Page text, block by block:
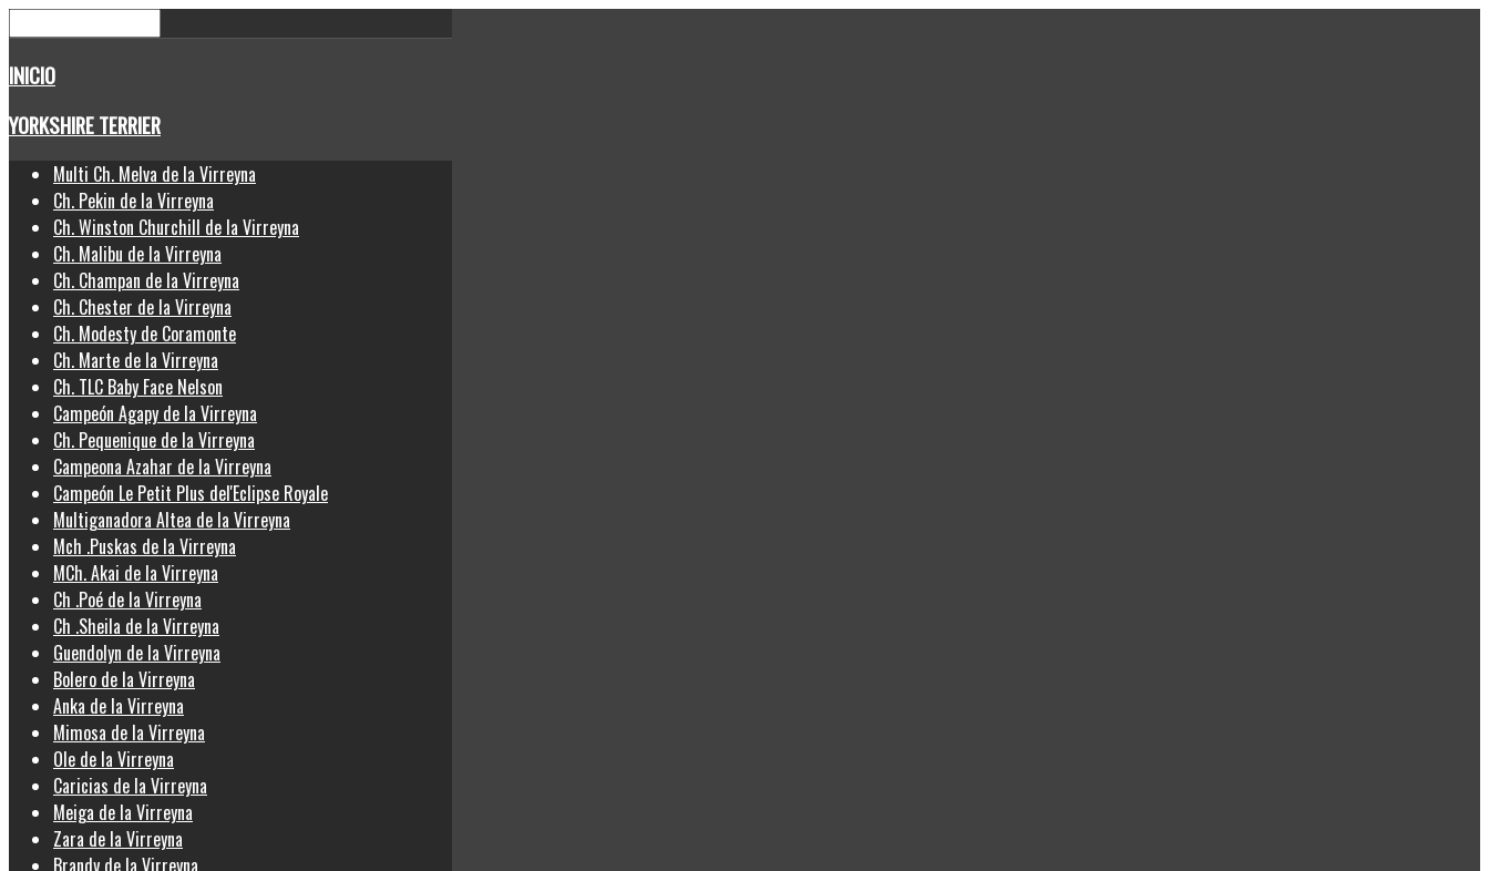
INICIO
YORKSHIRE TERRIER
Multi Ch. Melva de la Virreyna
Ch. Pekin de la Virreyna
Ch. Winston Churchill de la Virreyna
Ch. Malibu de la Virreyna
Ch. Champan de la Virreyna
Ch. Chester de la Virreyna
Ch. Modesty de Coramonte
Ch. Marte de la Virreyna
Ch. TLC Baby Face Nelson
Campeón Agapy de la Virreyna
Ch. Pequenique de la Virreyna
Campeona Azahar de la Virreyna
Campeón Le Petit Plus del'Eclipse Royale
Multiganadora Altea de la Virreyna
Mch .Puskas de la Virreyna
MCh. Akai de la Virreyna
Ch .Poé de la Virreyna
Ch .Sheila de la Virreyna
Guendolyn de la Virreyna
Bolero de la Virreyna
Anka de la Virreyna
Mimosa de la Virreyna
Ole de la Virreyna
Caricias de la Virreyna
Meiga de la Virreyna
Zara de la Virreyna
Brandy de la Virreyna